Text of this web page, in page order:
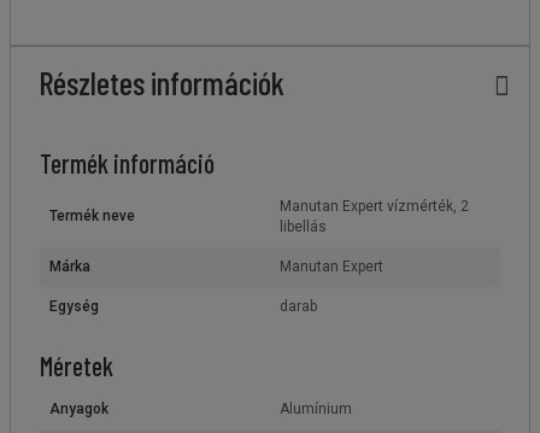
Részletes információk
Termék információ
Termék neve
Manutan Expert vízmérték, 2
libellás
Márka Manutan Expert
Egység darab
Méretek
Anyagok Alumínium